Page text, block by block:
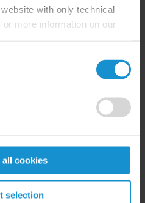
with only technical
more information on our
cookies
selection